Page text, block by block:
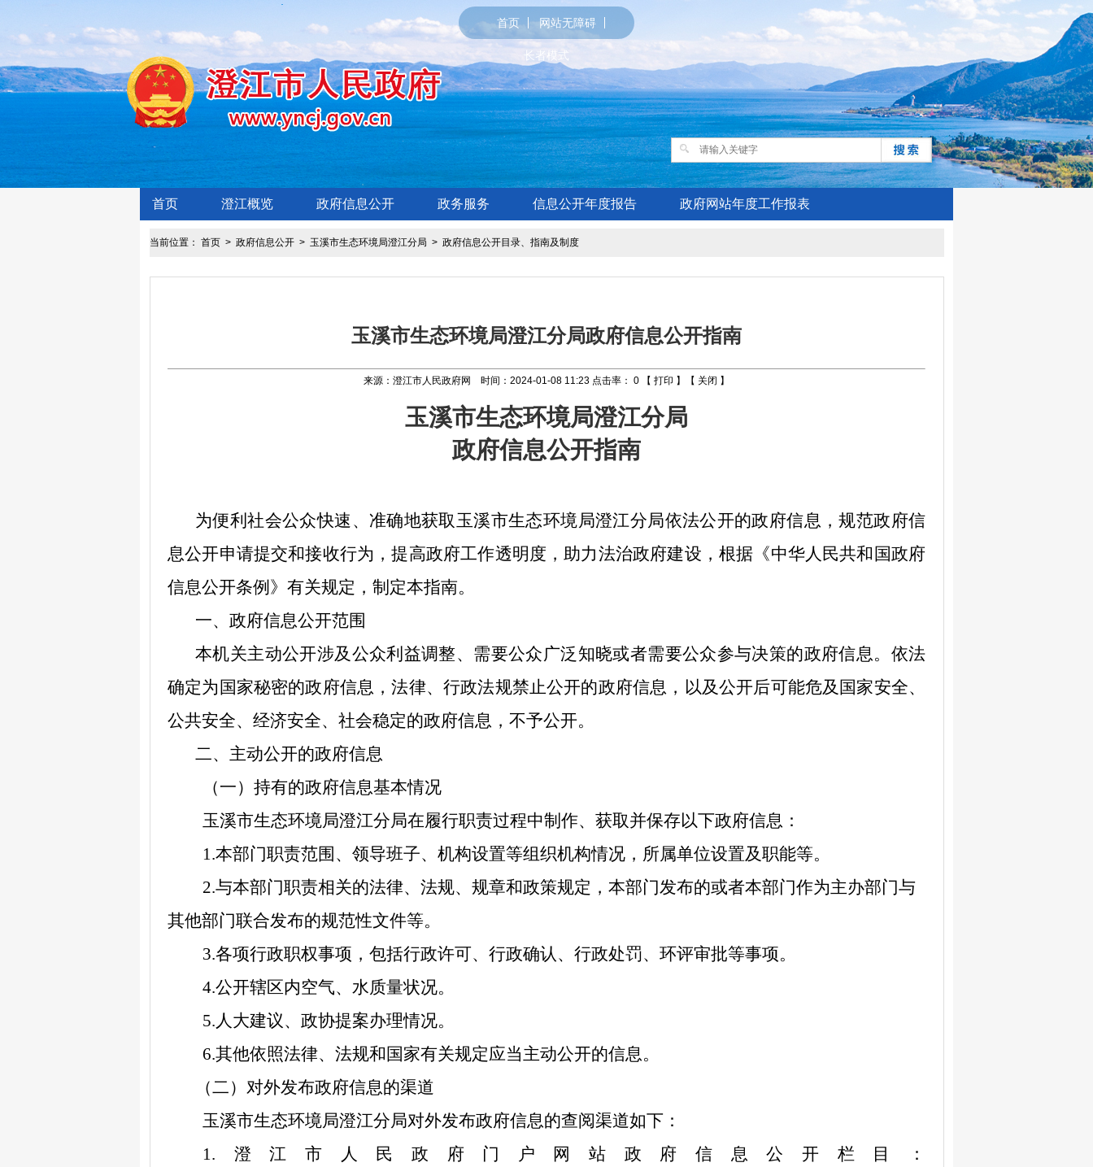
首页 网站无障碍
长者模式
首页 澄江概览 政府信息公开 政务服务 信息公开年度报告 政府网站年度工作报表
当前位置： 首页> 政府信息公开> 玉溪市生态环境局澄江分局 > 政府信息公开目录、指南及制度
玉溪市生态环境局澄江分局政府信息公开指南
来源：澄江市人民政府网 时间：2024-01-08 11:23 点击率： 0 【 打印 】【 关闭 】
玉溪市生态环境局澄江分局
政府信息公开指南
为便利社会公众快速、准确地获取 玉溪市生态环境局澄江分局依法公开的政府信息，规范政府信
息公开申请提交和接收行为，提高政府工作透明度，助力法治政府建设，根据《中华人民共和国政府
信息公开条例》有关规定，制定本指南。
一、政府信息公开范围
本机关主动公开涉及公众利益调整、需要公众广泛知晓或者需要公众参与决策的政府信息。依法
确定为国家秘密的政府信息，法律、行政法规禁止公开的政府信息，以及公开后可能危及国家安全、
公共安全、经济安全、社会稳定的政府信息，不予公开。
二、主动公开的政府信息
（一） 持有的政府信息基本情况
玉溪市生态环境局澄江分局在履行职责过程中制作、获取并保存以下政府信息：
1.本部门职责范围、领导班子、机构设置等组织机构情况，所属单位设置及职能等。
2.与本部门职责相关的法律、法规、规章和政策规定，本部门发布的或者本部门作为主办部门与
其他部门联合发布的规范性文件等。
3.各项行政职权事项，包括行政许可、行政确认、行政处罚、环评审批等事项。
4.公开辖区内空气、水质量状况。
5.人大建议、政协提案办理情况。
6.其他依照法律、法规和国家有关规定应当主动公开的信息。
（二）对外发布政府信息的渠道
玉溪市生态环境局澄江分局对外发布政府信息的查阅渠道如下：
1. 澄江市人民政府门户网站 政府信息公开 栏目
：